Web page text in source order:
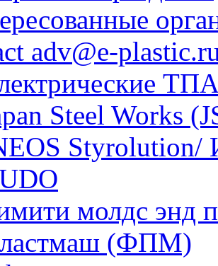
adv@e-
Steel Works
молдс энд
(ФПМ)